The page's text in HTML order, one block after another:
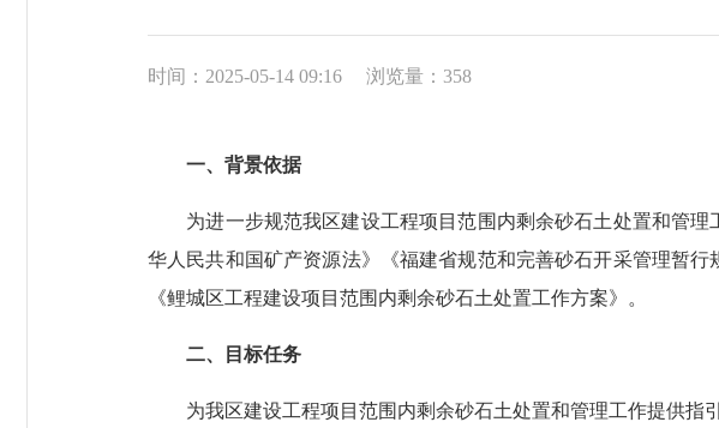
时间：2025-05-14 09:16 浏览量： 358
一、背景依据
为进一步规范我区建设工程项目范围内剩余砂石土处置和管理
华人民共和国矿产资源法》《福建省规范和完善砂石开采管理暂
《鲤城区工程建设项目范围内剩余砂石土处置工作方案》。
二、目标任务
为我区建设工程项目范围内剩余砂石土处置和管理工作提供指